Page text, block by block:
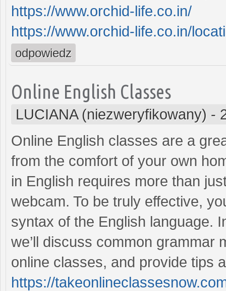
https://www.orchid-life.co.in/
https://www.orchid-life.co.in/
odpowiedz
Online English Classes
LUCIANA (niezweryfikowany) -
Online English classes are a
from the comfort of your own
in English requires more than
webcam. To be truly effective,
syntax of the English language.
we’ll discuss common grammar
online classes, and provide tips
https://